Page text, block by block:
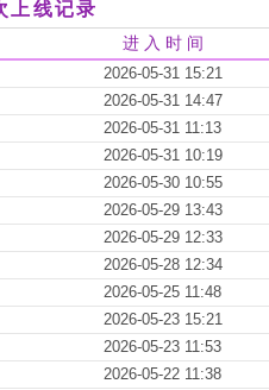
上线记录
进 入 时 间
2026-05-31 15:21
2026-05-31 14:47
2026-05-31 11:13
2026-05-31 10:19
2026-05-30 10:55
2026-05-29 13:43
2026-05-29 12:33
2026-05-28 12:34
2026-05-25 11:48
2026-05-23 15:21
2026-05-23 11:53
2026-05-22 11:38